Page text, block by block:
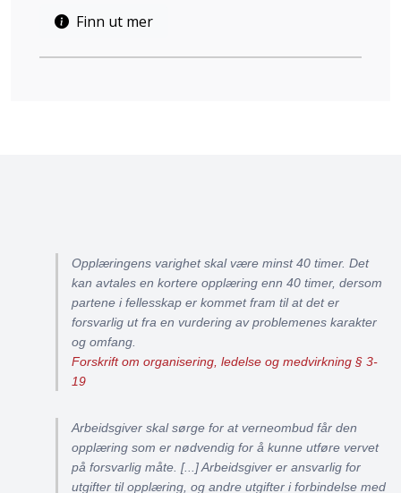
Finn ut mer
Opplæringens varighet skal være minst 40 timer. Det
kan avtales en kortere opplæring enn 40 timer, dersom
partene i fellesskap er kommet fram til at det er
forsvarlig ut fra en vurdering av problemenes karakter
og omfang.
Forskrift om organisering, ledelse og medvirkning § 3-
19
Arbeidsgiver skal sørge for at verneombud får den
opplæring som er nødvendig for å kunne utføre vervet
på forsvarlig måte. [...] Arbeidsgiver er ansvarlig for
utgifter til opplæring, og andre utgifter i forbindelse med